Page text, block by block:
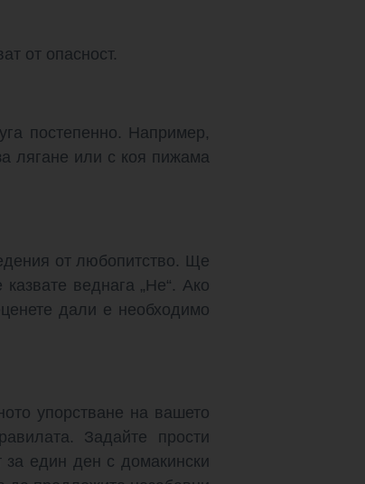
от опасност.
постепенно. Например,
лягане или с коя пижама
от любопитство. Ще
веднага „Не“. Ако
дали е необходимо
упорстване на вашето
Задайте прости
за един ден с домакински